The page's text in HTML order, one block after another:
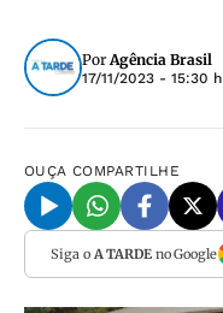
PorAgência Brasil
17/11/2023 - 15:30 h
OUÇA COMPARTILHE
Siga o A TARDEno Google